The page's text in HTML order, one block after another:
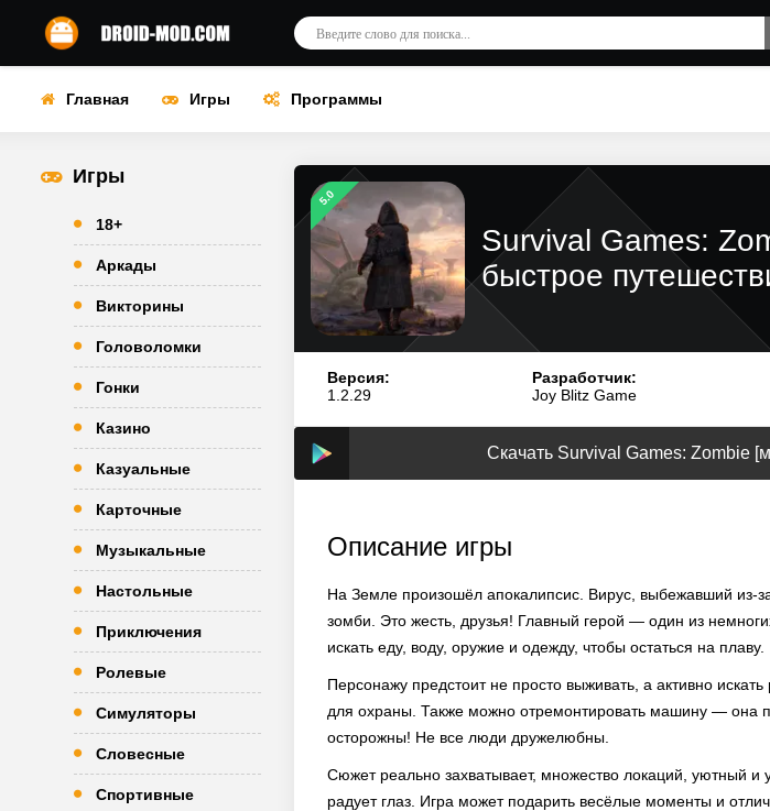
Главная Игры Программы
Игры
18+
Аркады
Викторины
Головоломки
Гонки
Казино
Казуальные
Карточные
Музыкальные
Настольные
Приключения
Ролевые
Симуляторы
Словесные
Спортивные
5.0
Survival Games:
быстрое
Версия:
1.2.29
Разработчик:
Joy Blitz Game
Скачать Survival Games: Zombie
Описание игры
На Земле произошёл апокалипсис. Вирус, выбежавший из-
зомби. Это жесть, друзья! Главный герой — один из
искать еду, воду, оружие и одежду, чтобы остаться на плаву.
Персонажу предстоит не просто выживать, а активно
для охраны. Также можно отремонтировать машину — она
осторожны! Не все люди дружелюбны.
Сюжет реально захватывает, множество локаций, уютный
радует глаз. Игра может подарить весёлые моменты и